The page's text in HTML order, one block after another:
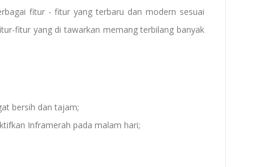
fitur - fitur yang terbaru dan modern sesuai
fitur yang di tawarkan memang terbilang banyak
bersih dan tajam;
Inframerah pada malam hari;